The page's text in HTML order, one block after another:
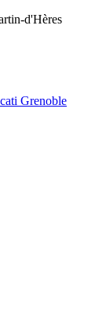
d'Hères